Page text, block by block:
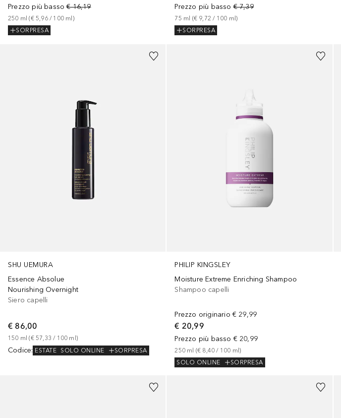
Prezzo più basso € 16,19
250 ml (€ 5,96 / 100 ml )
SORPRESA
Prezzo più basso € 7,39
75 ml (€ 9,72 / 100 ml )
SORPRESA
SHU UEMURA
Essence Absolue
Nourishing Overnight
Siero capelli
€ 86,00
150 ml (€ 57,33 / 100 ml )
Codice: ESTATE SOLO ONLINE SORPRESA
PHILIP KINGSLEY
Moisture Extreme Enriching Shampoo
Shampoo capelli
Prezzo originario € 29,99
€ 20,99
Prezzo più basso € 20,99
250 ml (€ 8,40 / 100 ml)
SOLO ONLINE
SORPRESA